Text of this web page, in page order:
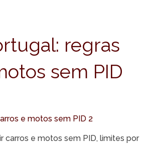
regras
sem PID
carros e motos sem PID, limites por